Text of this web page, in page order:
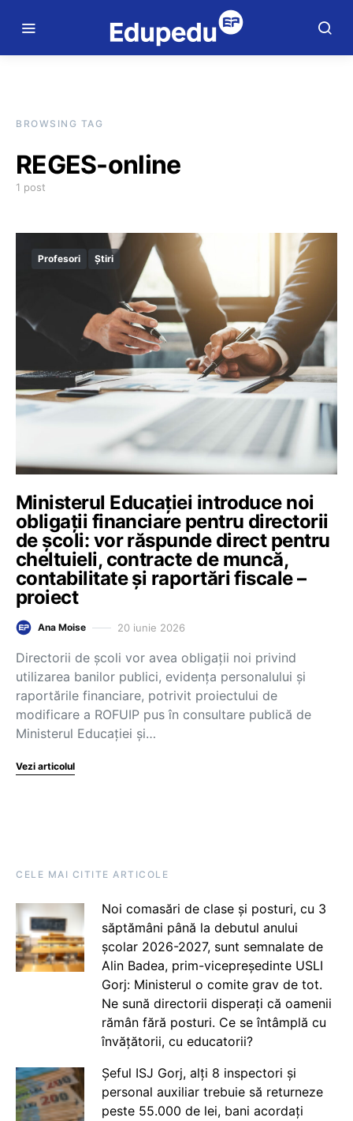
BROWSING TAG
REGES-online
1 post
Profesori Știri
Ministerul Educației introduce noi
obligații financiare pentru directorii
de școli: vor răspunde direct pentru
cheltuieli, contracte de muncă,
contabilitate și raportări fiscale –
proiect
Ana Moise 20 iunie 2026
Directorii de școli vor avea obligații noi privind
utilizarea banilor publici, evidența personalului și
raportările financiare, potrivit proiectului de
modificare a ROFUIP pus în consultare publică de
Ministerul Educației și…
Vezi articolul
CELE MAI CITITE ARTICOLE
Noi comasări de clase și posturi, cu 3
săptămâni până la debutul anului
școlar 2026-2027, sunt semnalate de
Alin Badea, prim-vicepreședinte USLI
Gorj: Ministerul o comite grav de tot.
Ne sună directorii disperați că oamenii
rămân fără posturi. Ce se întâmplă cu
învățătorii, cu educatorii?
Șeful ISJ Gorj, alți 8 inspectori și
personal auxiliar trebuie să returneze
peste 55.000 de lei, bani acordați